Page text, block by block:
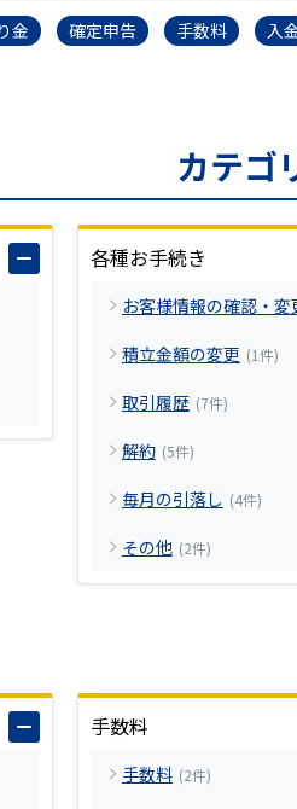
金 確定申告 手数料 入
カテゴ
各種お手続き
お客様情報の確認・変
積立金額の変更 (1件)
取引履歴 (7件)
解約 (5件)
毎月の引落し (4件)
その他 (2件)
手数料
手数料 (2件)